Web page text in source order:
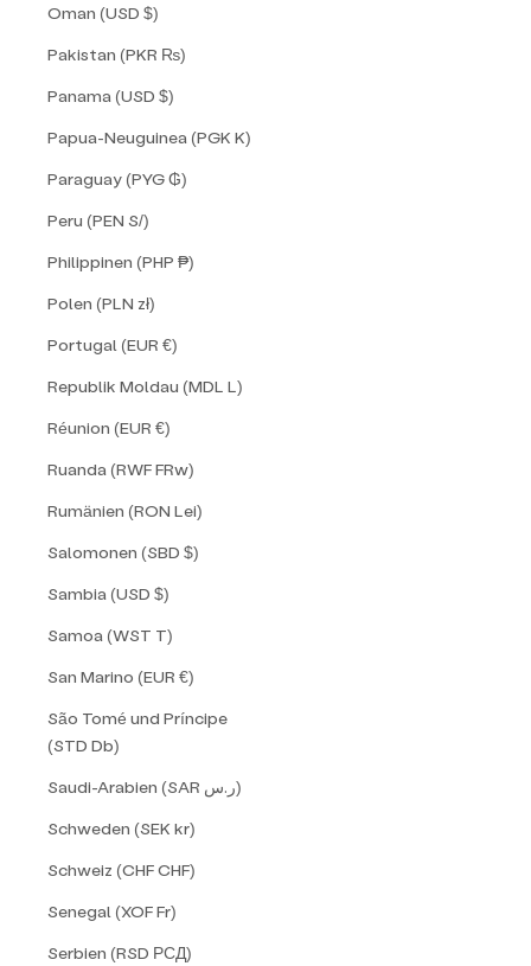
Oman (USD $)
Pakistan (PKR ₨)
Panama (USD $)
Papua-Neuguinea (PGK K)
Paraguay (PYG ₲)
Peru (PEN S/)
Philippinen (PHP ₱)
Polen (PLN zł)
Portugal (EUR €)
Republik Moldau (MDL L)
Réunion (EUR €)
Ruanda (RWF FRw)
Rumänien (RON Lei)
Salomonen (SBD $)
Sambia (USD $)
Samoa (WST T)
San Marino (EUR €)
São Tomé und Príncipe
(STD Db)
Saudi-Arabien (SAR ر.س)
Schweden (SEK kr)
Schweiz (CHF CHF)
Senegal (XOF Fr)
Serbien (RSD РСД)